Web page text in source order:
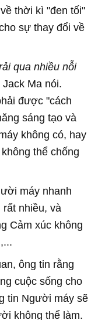
thời kì "đen tối"
sự thay đổi về
qua nhiều nỗi
Jack Ma nói.
được "cách
sáng tạo và
không có, hay
thể chống
máy nhanh
nhiều, và
Cảm xúc không
ông tin rằng
cuộc sống cho
tin Người máy sẽ
không thể làm.